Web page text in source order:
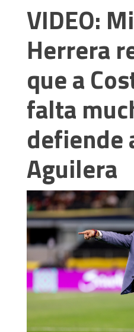
VIDEO:
Herrera
que a
falta
defiende
Aguilera